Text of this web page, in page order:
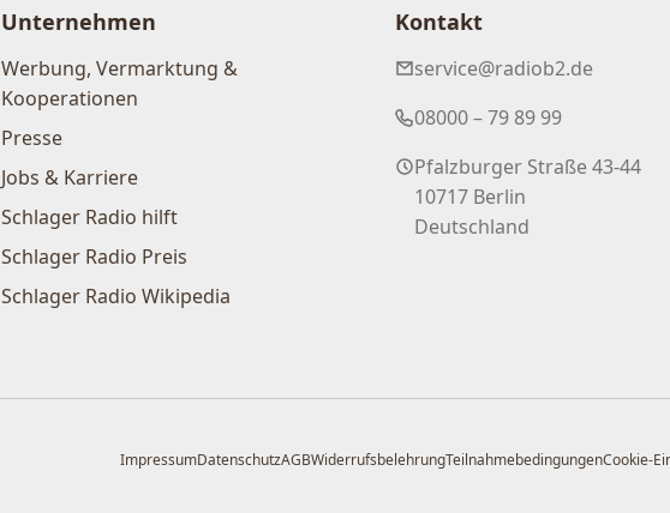
Unternehmen
Werbung, Vermarktung &
Kooperationen
Presse
Jobs & Karriere
Schlager Radio hilft
Schlager Radio Preis
Schlager Radio Wikipedia
Kontakt
service@radiob2.de
08000 – 79 89 99
Pfalzburger Straße 43-44
10717 Berlin
Deutschland
ImpressumDatenschutzAGBWiderrufsbelehrungTeilnahmebedingungenCookie-